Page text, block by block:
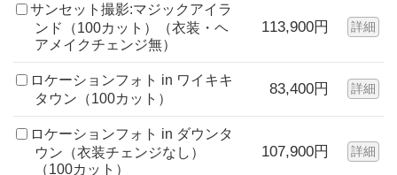
サンセット撮影:マジックアイラ
ンド（100カット）（衣装・ヘ
アメイクチェンジ無）
113,900円 詳細
ロケーションフォト in ワイキキ
タウン（100カット）
83,400円 詳細
ロケーションフォト in ダウンタ
ウン（衣装チェンジなし）
（100カット）
107,900円 詳細